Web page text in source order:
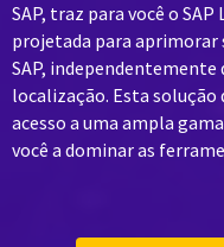
SAP, traz para você o
projetada para aprimorar
SAP, independentemente
localização. Esta
acesso a uma ampla
você a dominar as